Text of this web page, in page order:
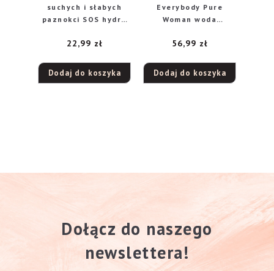
suchych i słabych
paznokci SOS hydra
22,99 zł
Dodaj do koszyka
Everybody Pure
Woman woda
56,99 zł
Dodaj do koszyka
Dołącz do naszego
newslettera!